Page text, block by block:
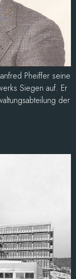
Pheiffer seine
Siegen auf. Er
der